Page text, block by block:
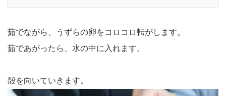
茹でながら、うずらの卵をコロコロ転がします。
茹であがったら、水の中に入れます。
殻を向いていきます。